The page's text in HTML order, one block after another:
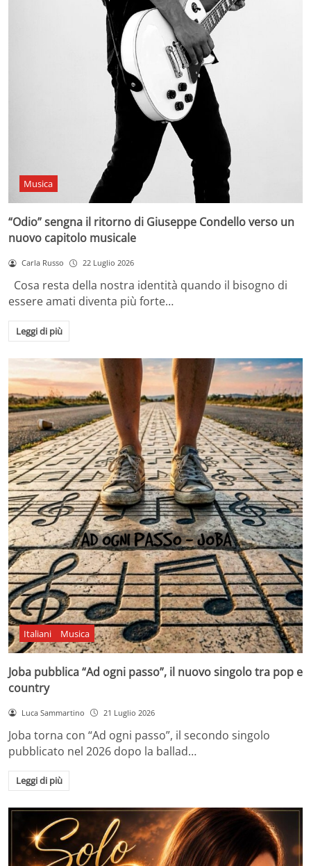
Musica
“Odio” sengna il ritorno di Giuseppe Condello verso un
nuovo capitolo musicale
Carla Russo 22 Luglio 2026
Cosa resta della nostra identità quando il bisogno di
essere amati diventa più forte…
Leggi di più
Italiani Musica
Joba pubblica “Ad ogni passo”, il nuovo singolo tra pop e
country
Luca Sammartino 21 Luglio 2026
Joba torna con “Ad ogni passo”, il secondo singolo
pubblicato nel 2026 dopo la ballad…
Leggi di più